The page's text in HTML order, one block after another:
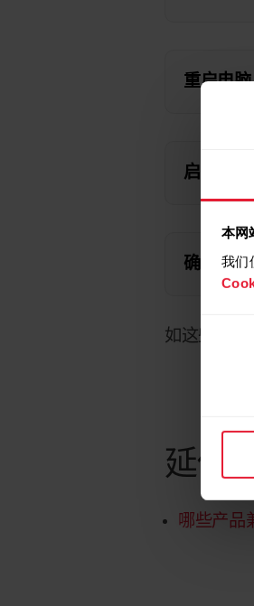
本网
我们
意
重启电脑
启用浏
确保您
如这些建议
延伸
哪些产品